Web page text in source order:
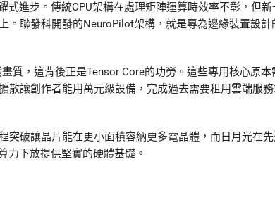
進步。傳統CPU架構在處理矩陣運算時效率不彰，但
聯發科開發的NeuroPilot架構，就是專為邊緣裝置設計
質，這背後正是Tensor Core的功勞。這些專用核心原
散讓創作者能用萬元級設備，完成過去需要租用雲端服
突破讓晶片能在更小面積容納更多電晶體，而日月光在
力下放提供堅實的硬體基礎。